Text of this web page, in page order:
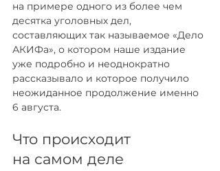
на примере одного из более чем
десятка уголовных дел,
составляющих так называемое «Дело
АКИФа», о котором наше издание
уже подробно и неоднократно
рассказывало и которое получило
неожиданное продолжение именно
6 августа.
Что происходит
на самом деле